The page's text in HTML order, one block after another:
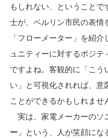
もしれない、ということ
士が、ベルリン市民の表情
「フローメーター」を紹
ュニティーに対するポジ
ですよね。客観的に「こ
い」と可視化されれば、意
ことができるかもしれませ
実は、家電メーカーのソ
ー 」という、人が笑顔に